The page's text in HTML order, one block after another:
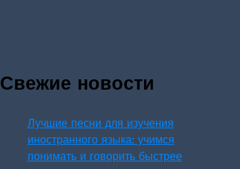
Свежие новости
Лучшие песни для изучения
иностранного языка: учимся
понимать и говорить быстрее